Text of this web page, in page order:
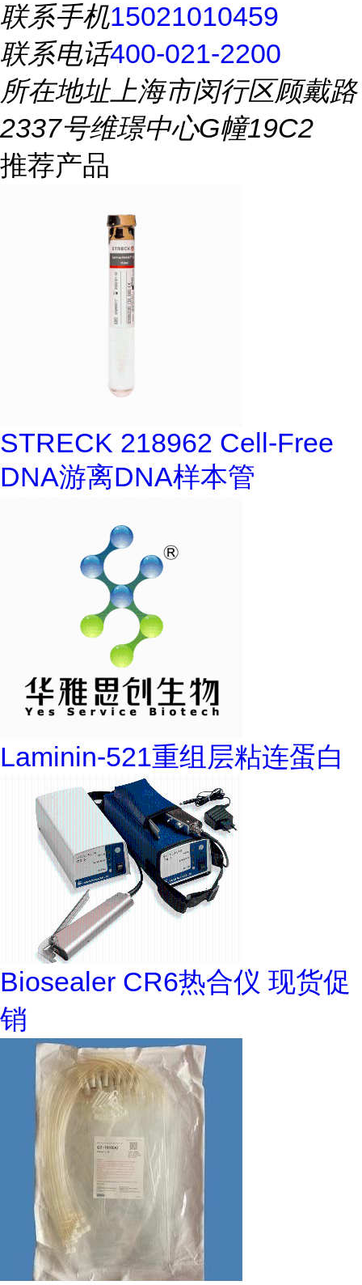
联系手机15021010459
联系电话400-021-2200
所在地址上海市闵行区顾戴路
2337号维璟中心G幢19C2
推荐产品
STRECK 218962 Cell-Free
DNA游离DNA样本管
Laminin-521重组层粘连蛋白
Biosealer CR6热合仪 现货促
销